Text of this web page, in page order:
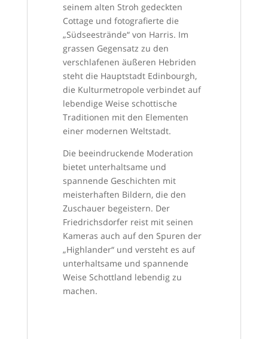
seinem alten Stroh gedeckten
Cottage und fotografierte die
„Südseestrände“ von Harris. Im
grassen Gegensatz zu den
verschlafenen äußeren Hebriden
steht die Hauptstadt Edinbourgh,
die Kulturmetropole verbindet auf
lebendige Weise schottische
Traditionen mit den Elementen
einer modernen Weltstadt.
Die beeindruckende Moderation
bietet unterhaltsame und
spannende Geschichten mit
meisterhaften Bildern, die den
Zuschauer begeistern. Der
Friedrichsdorfer reist mit seinen
Kameras auch auf den Spuren der
„Highlander“ und versteht es auf
unterhaltsame und spannende
Weise Schottland lebendig zu
machen.